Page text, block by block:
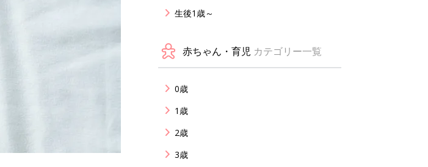
生後1歳～
赤ちゃん・育児 カテゴリー一覧
0歳
1歳
2歳
3歳